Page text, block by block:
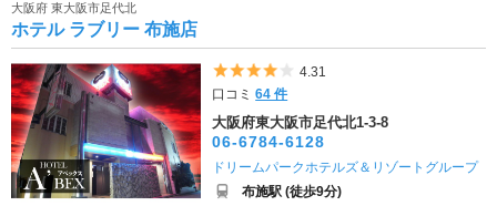
大阪府 東大阪市足代北
ホテル ラブリー 布施店
5つ星のうち4
4.31
口コミ64 件
大阪府東大阪市足代北1-3-8
06-6784-6128
ドリームパークホテルズ＆リゾートグループ
布施駅 (徒歩9分)